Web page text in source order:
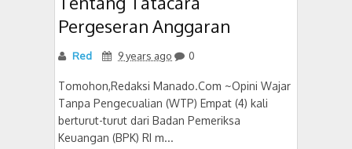
Pergeseran Anggaran
Red 9 years ago 0
Tomohon,Redaksi Manado.Com ~Opini Wajar
Tanpa Pengecualian (WTP) Empat (4) kali
berturut-turut dari Badan Pemeriksa
Keuangan (BPK) RI m...